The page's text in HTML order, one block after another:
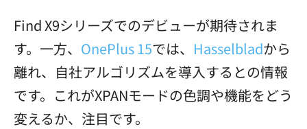
Find X9シリーズでのデビューが期待されま
す。一方、 OnePlus 15では、 Hasselbladから
離れ、自社アルゴリズムを導入するとの情報
です。これがXPANモードの色調や機能をどう
変えるか、注目です。